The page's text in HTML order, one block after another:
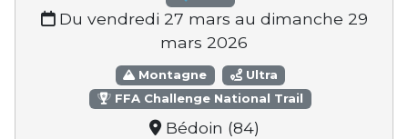
Du vendredi 27 mars au dimanche 29
mars 2026
Montagne
Ultra
FFA Challenge National Trail
Bédoin (84)